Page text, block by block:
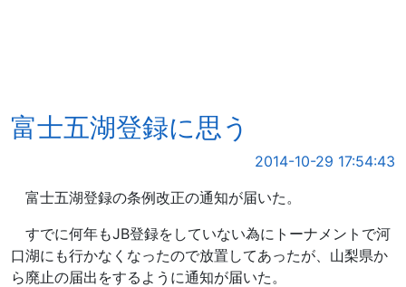
富士五湖登録に思う
2014-10-29 17:54:43
富士五湖登録の条例改正の通知が届いた。
すでに何年もJB登録をしていない為にトーナメントで河
口湖にも行かなくなったので放置してあったが、山梨県か
ら廃止の届出をするように通知が届いた。